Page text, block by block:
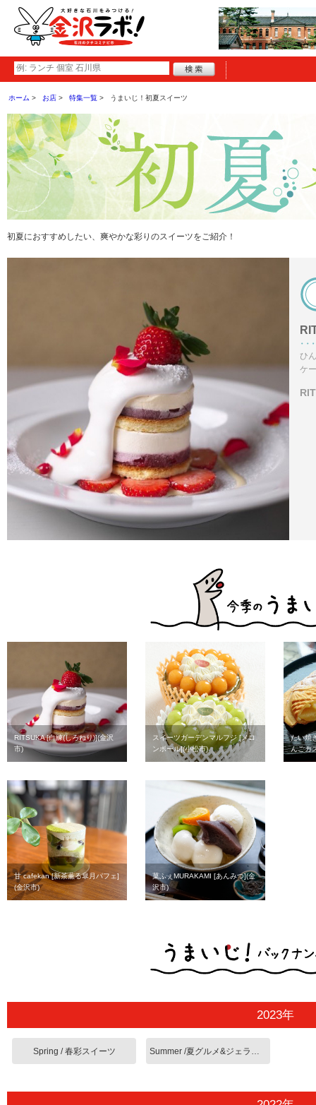
ホーム お店 特集一覧 うまいじ！初夏スイーツ
初夏におすすめしたい、爽やかな彩りのスイーツをご紹介！
ひ
ケ
RITSUKA [白練(しろねり)](金沢
市)
スイーツガーデンマルフジ [メロ
ンボール](小松市)
たい焼
んごカ
甘 cafekan [新茶薫る皐月パフェ]
(金沢市)
菓ふぇMURAKAMI [あんみつ](金
沢市)
2023年
Spring / 春彩スイーツ Summer /夏グルメ&ジェラート